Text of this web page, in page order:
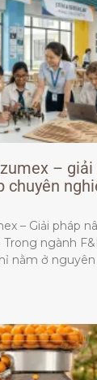
–
chuyên
– Giải pháp
ngành
nằm ở nguyên